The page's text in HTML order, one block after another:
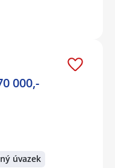
000,-
úvazek